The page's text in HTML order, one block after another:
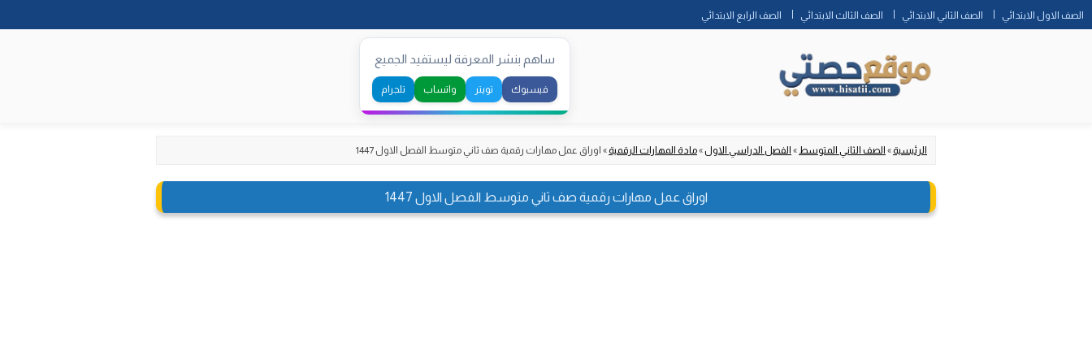
to
content
الصف الاول الابتدائي الصف الثاني الابتدائي الصف الثالث الابتدائي الصف الرابع الابتدائي
ساهم بنشر المعرفة ليستفيد الجميع
فيسبوك تويتر واتساب تلجرام
الرئيسية » الصف الثاني المتوسط » الفصل الدراسي الاول»مادة المهارات الرقمية » اوراق عمل مهارات رقمية صف ثاني متوسط الفصل الاول 1447
اوراق عمل مهارات رقمية صف ثاني متوسط الفصل الاول 1447